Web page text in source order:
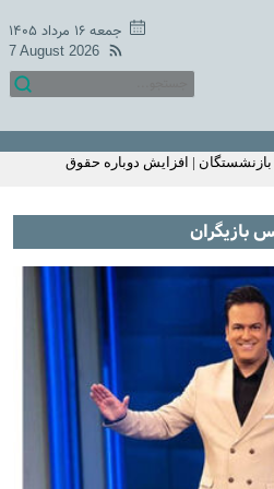
جمعه ۱۶ مرداد ۱۴۰۵
7 August 2026
در دو سطح و مبلغ متفاوت +
اگر زیاد می خوابید حتما بخوانید | ۱۱ بلای مرگبار خواب زیاد که
بازنشستگان و مستمری بگیران اعلام شد
| افزایش دوباره حقوق
استارت واریز یارانه نقدی با تغییرات اضافه 1 میلیونی برای این
یارانه نقدی مرحله ای شد | استعلام آخرین
مبلغ یارانه با کدملی
شارژ 2/200/000 تومانی حساب یارانه نقدی خانوار تک فرزند با
واریز یارانه نقدی اردیبهشت ماه از این
این ماه یارانه اضافی می گیرند
| استعلام یارانه با موبایل
یارانه ای دولت برای مردم با طرح جدید |
افزایش مبلغ یارانه نقدی به 620/000 تومان | ثبت‌نام برای
به مارادونا | جواد خیابانی: مصاحبه
مرگ من منتشر می‌شود +فیلم
از لشکر فامیلا | سلفی خاص منوچهر هادی
بازیگران